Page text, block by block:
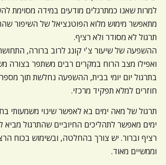
למרות שאנו כמתרגלים מודעים במידה מסוימת
מתאפשר מימוש מלוא הפוטנציאל של השיפור
תרגול לא מסודר ולא רציף.
ההשפעה של שיעור צ'י קונג לרוב ברורה,
ואפילו מצב הרוח במקרים רבים משתפר בצורה
בתרגול יום יומי בבית, ההשפעה נחלשת תוך מספר
חוזרים למלא תפקיד מרכזי.
תרגול של מאה ימים בא לאפשר שינוי משמעותי
ימים מאפשר לתהליכים החיוביים שהתרגול
רציף וברור. יש צורך בהחלטה, ובשימוש בכוח
וממשיים מאוד.